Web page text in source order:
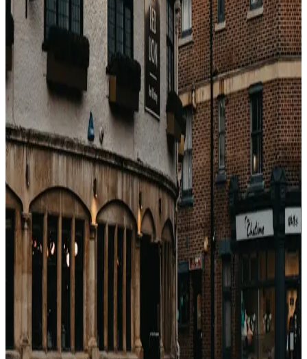
Was den Rabatt auslöst
Die RMS-Prognose fällt unter das Belegungsziel. Das
Hotel gibt Inventar an Bettenbanken zu einem Nettosatz
frei, der die Lücke schließen soll. Der öffentliche Preis
auf Booking.com bewegt sich oft nicht (oder erst
später), weil Parität den öffentlichen Kanal beschränkt.
Die Lücke ist in der Wholesale-Schicht lange vor dem
Retail sichtbar.
Wie man es timed
60–75 Tage vor jedem Fenster schauen, eine wholesale-
fähige Quelle abfragen und mit dem öffentlichen BAR
desselben Hotels vergleichen. Übersteigt die Lücke 25
%, ist das Fenster offen.
戻る
関連記事
Come guadagnano le OTA con gli hotel?
(Breakdown completo delle commissioni)